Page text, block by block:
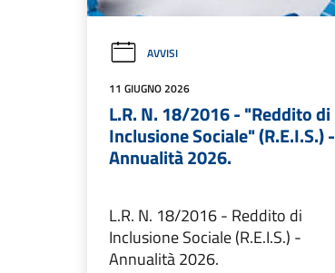
AVVISI
11 GIUGNO 2026
L.R. N. 18/2016 - "Reddito di
Inclusione Sociale" (R.E.I.S.) -
Annualità 2026.
L.R. N. 18/2016 - Reddito di
Inclusione Sociale (R.E.I.S.) -
Annualità 2026.